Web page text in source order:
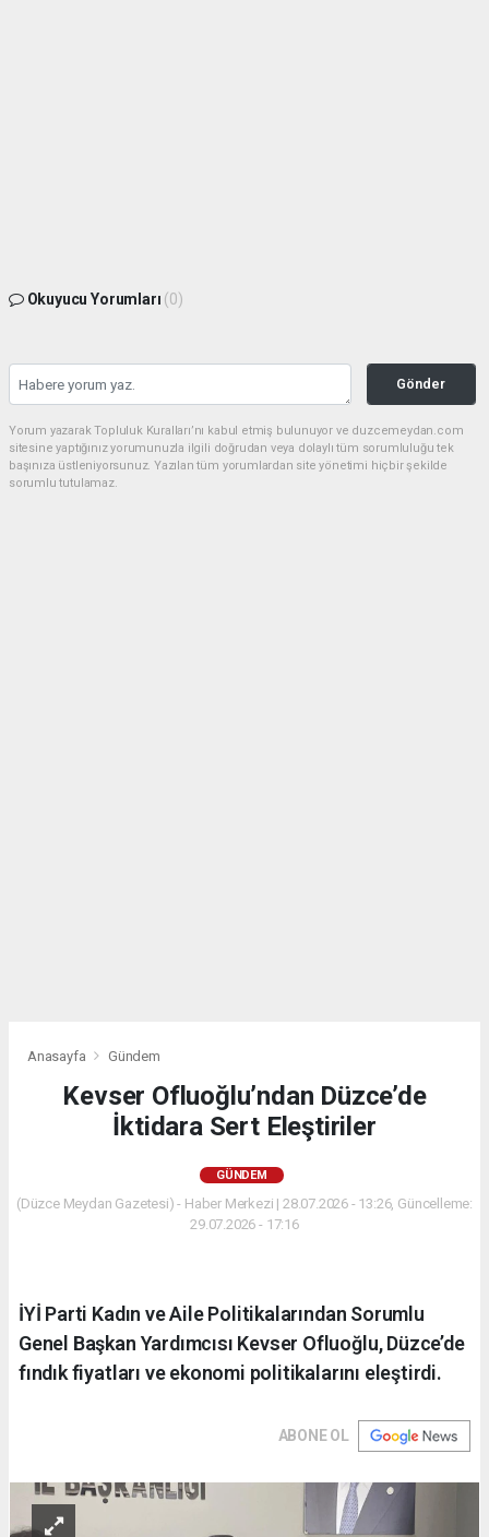
Okuyucu Yorumları (0)
Gönder
Yorum yazarak Topluluk Kuralları’nı kabul etmiş bulunuyor ve duzcemeydan.com
sitesine yaptığınız yorumunuzla ilgili doğrudan veya dolaylı tüm sorumluluğu tek
başınıza üstleniyorsunuz. Yazılan tüm yorumlardan site yönetimi hiçbir şekilde
sorumlu tutulamaz.
Anasayfa Gündem
Kevser Ofluoğlu’ndan Düzce’de
İktidara Sert Eleştiriler
GÜNDEM
(Düzce Meydan Gazetesi) - Haber Merkezi | 28.07.2026 - 13:26, Güncelleme:
29.07.2026 - 17:16
İYİ Parti Kadın ve Aile Politikalarından Sorumlu
Genel Başkan Yardımcısı Kevser Ofluoğlu, Düzce’de
fındık fiyatları ve ekonomi politikalarını eleştirdi.
ABONE OL